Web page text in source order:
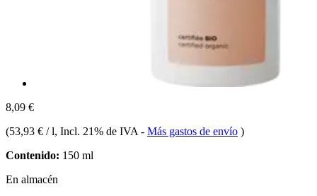
8,09 €
(53,93 € / l, Incl. 21% de IVA - Más gastos de envío )
Contenido: 150 ml
En almacén